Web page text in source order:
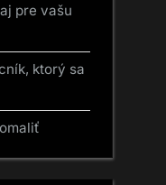
pre vašu
ktorý sa